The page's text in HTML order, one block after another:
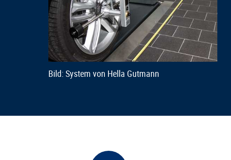
Bild: System von Hella Gutmann